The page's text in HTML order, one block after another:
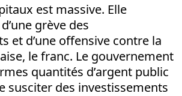
est massive. Elle
grève des
et d’une offensive contre la
le franc. Le gouvernement
quantités d’argent public
susciter des investissements